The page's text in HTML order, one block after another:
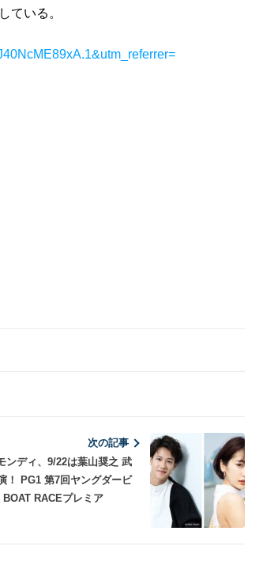
ている。
次の記事
ンディ、9/22は葉山奨之 武
！ PG1 第7回ヤングダービ
BOAT RACEプレミア